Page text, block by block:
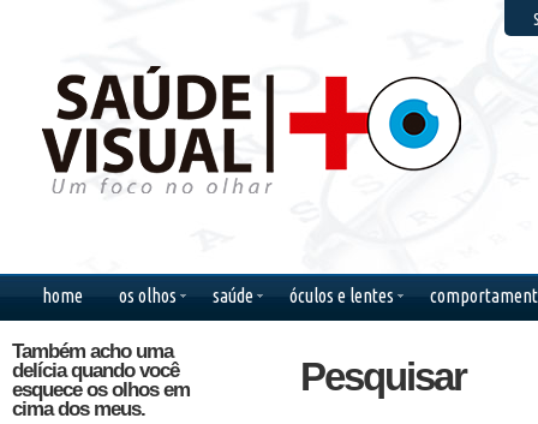
home os olhos saúde óculos e lentes
Pesquisar
Também acho uma
delícia quando você
esquece os olhos em
cima dos meus.
ver o que você diz.
Quero ver como